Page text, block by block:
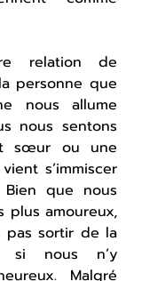
relation de
personne que
nous allume
nous sentons
sœur ou une
s’immiscer
que nous
plus amoureux,
pas sortir de la
si nous n’y
Malgré